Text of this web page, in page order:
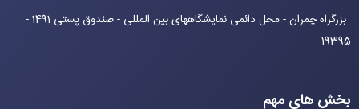
بزرگراه چمران - محل دائمی نمایشگاههای بین المللی - صندوق پستی 1491 -
19395
بخش های مهم